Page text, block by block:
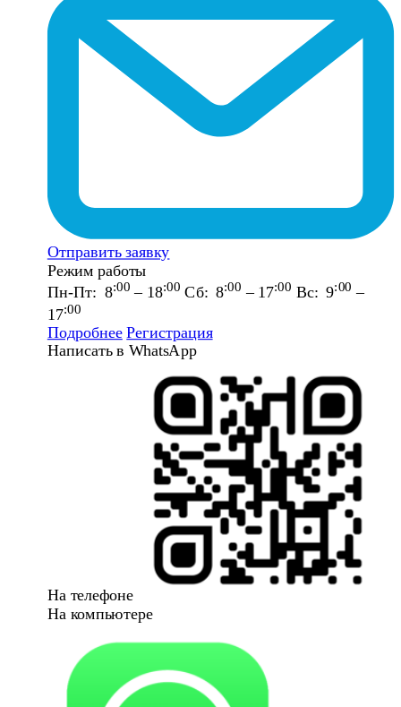
Отправить заявку
Режим работы
Пн-Пт: 8:00 – 18:00 Сб: 8:00 – 17:00 Вс: 9:00 –
17:00
Подробнее Регистрация
Написать в WhatsApp
На телефоне
На компьютере